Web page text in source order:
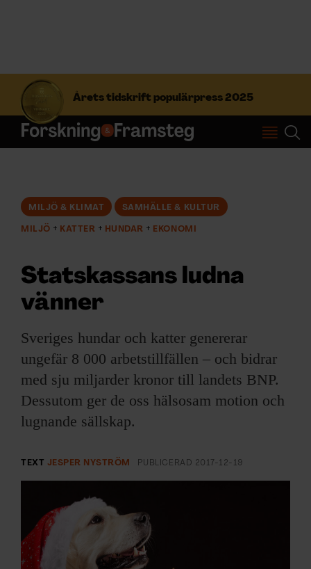
Årets tidskrift populärpress 2025
S
f
t
Prenumerera
ÄMNEN
ARKIV & E-TIDNING
LYSSNA/PODD
EVENEMANG & RESOR
SHOP
KONTAKTA F&F
SKRIV I F&F
PRENUMERERA PÅ F&F
MILJÖ & KLIMAT SAMHÄLLE & KULTUR
MILJÖ KATTER HUNDAR EKONOMI
Statskassans ludna
vänner
Sveriges hundar och katter genererar
ungefär 8 000 arbetstillfällen – och bidrar
med sju miljarder kronor till landets BNP.
Dessutom ger de oss hälsosam motion och
lugnande sällskap.
TEXT JESPER NYSTRÖM PUBLICERAD 2017-12-19